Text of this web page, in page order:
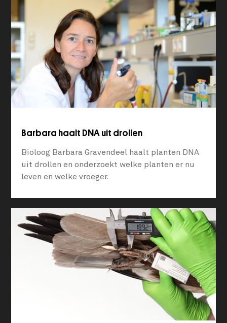
Barbara haalt DNA uit drollen
Bioloog Barbara Gravendeel haalt planten DNA
uit drollen en onderzoekt welke planten er nu
leven en welke vroeger.